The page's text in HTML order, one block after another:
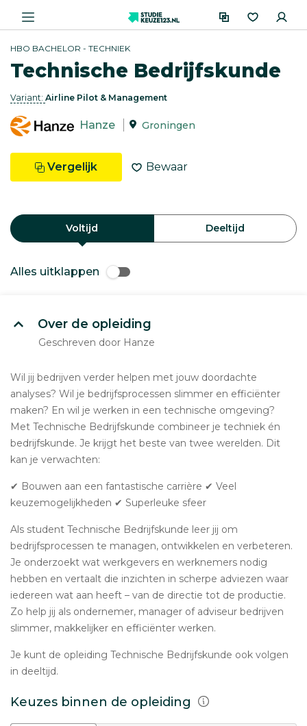
HBO BACHELOR - TECHNIEK
Technische Bedrijfskunde
Variant: Airline Pilot & Management
Hanze Groningen
Vergelijk Bewaar
Voltijd Deeltijd
Alles uitklappen
Over de opleiding
Geschreven door Hanze
Wil jij bedrijven verder helpen met jouw doordachte
analyses? Wil je bedrijfsprocessen slimmer en efficiënter
maken? En wil je werken in een technische omgeving?
Met Technische Bedrijfskunde combineer je techniek én
bedrijfskunde. Je krijgt het beste van twee werelden. Dit
kan je verwachten:
✔ Bouwen aan een fantastische carrière ✔ Veel
keuzemogelijkheden ✔ Superleuke sfeer
Als student Technische Bedrijfskunde leer jij om
bedrijfsprocessen te managen, ontwikkelen en verbeteren.
Je onderzoekt wat werkgevers en werknemers nodig
hebben en vertaalt die inzichten in scherpe adviezen waar
iedereen wat aan heeft – van de directie tot de productie.
Zo help jij als ondernemer, manager of adviseur bedrijven
slimmer, makkelijker en efficiënter werken.
Je kunt de opleiding Technische Bedrijfskunde ook volgen
in deeltijd.
Keuzes binnen de opleiding